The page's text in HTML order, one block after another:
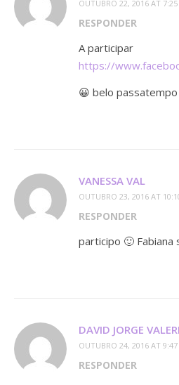
OUTUBRO 22, 2016 AT
RESPONDER
A participar
https://
😀 belo passatempo
VANESSA VAL
OUTUBRO 23, 2016 AT
RESPONDER
participo 🙂 Fabiana
DAVID JORGE
OUTUBRO 24, 2016 AT
RESPONDER